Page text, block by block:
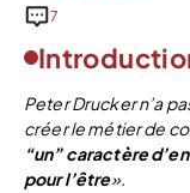
7
Peter Drucker n’a
créer le métier de
“un” caractère
pour l’être».